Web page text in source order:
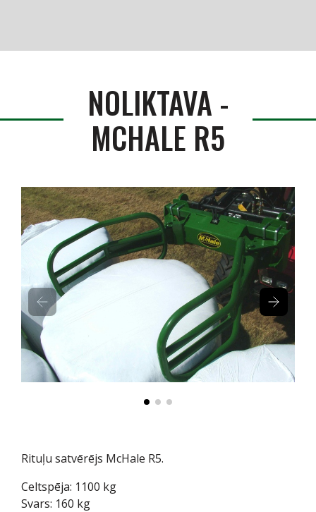
Par mums
Kontakti
Vakances
NOLIKTAVA -
MCHALE R5
Rituļu satvērējs McHale R5.
Celtspēja: 1100 kg
Svars: 160 kg